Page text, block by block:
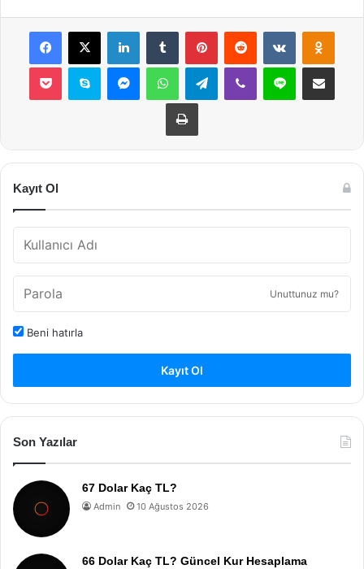
Facebook
X LinkedInTumblr PinterestReddit VKontakte
Pocket Skype MessengerWhatsAppTelegramViber Line E-Posta ile
Yazdır
Kayıt Ol
Unuttunuz mu?
Beni hatırla
Kayıt Ol
Son Yazılar
67 Dolar Kaç TL?
Admin 10 Ağustos 2026
66 Dolar Kaç TL? Güncel Kur Hesaplama